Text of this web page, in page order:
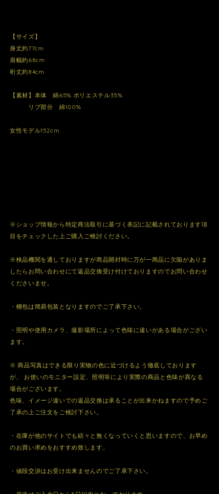
【サイズ】
身丈約77cm
肩幅約68cm
裄丈約84cm
【素材】本体 綿65% ポリエステル35%
リブ部分 綿100%
女性モデル152cm
※ショップ情報から特定商法取引に基づく表記に記載されております項
目をチェックした上ご購入ご検討ください。
※検品機関を通しておりますが商品開封時に万が一商品に欠陥がありま
したらお問い合わせにて返品交換受け付けておりますのでお問い合わせ
くださいませ。
・梱包は簡易包装となりますのでご了承下さい。
・照明や使用カメラ、撮影場所によって色味に違いがある場合がござい
ます。
※ 商品写真はできる限り実物の色に近づけるよう徹底しております
が、 お使いのモニター設定、照明等により実際の商品と色味が異なる
場合がございます。
色味、イメージ違いでの返品交換は承ることが出来かねますので予めご
了承の上ご注文をご検討下さい。
・在庫が他のサイトでも続々と無くなっていくと思いますので、お早め
のお買い求めをおすすめ致します。
・値段交渉はお受け出来ませんのでご了承下さい。